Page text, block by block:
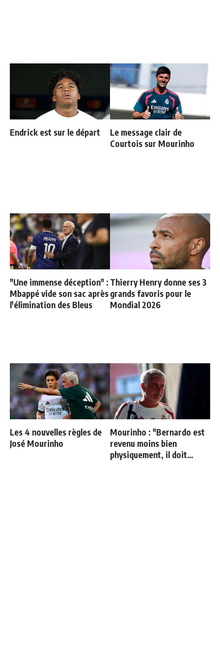
Endrick est sur le départ
Le message clair de
Courtois sur Mourinho
"Une immense déception" :
Mbappé vide son sac après
l'élimination des Bleus
Thierry Henry donne ses 3
grands favoris pour le
Mondial 2026
Les 4 nouvelles règles de
José Mourinho
Mourinho : "Bernardo est
revenu moins bien
physiquement, il doit